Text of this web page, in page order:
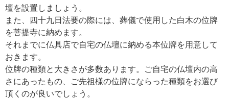
壇を設置しましょう。
また、四十九日法要の際には、葬儀で使用した白木の位牌
を菩提寺に納めます。
それまでに仏具店で自宅の仏壇に納める本位牌を用意して
おきます。
位牌の種類と大きさが多数あります。ご自宅の仏壇内の高
さにあったもの、ご先祖様の位牌にならった種類をお選び
頂くのが良いでしょう。